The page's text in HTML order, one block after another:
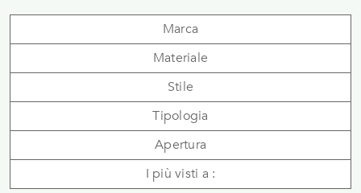
Marca
Materiale
Stile
Tipologia
Apertura
I più visti a :